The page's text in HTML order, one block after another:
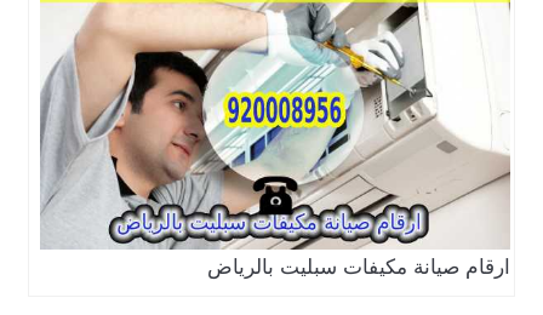
ارقام صيانة مكيفات سبليت بالرياض